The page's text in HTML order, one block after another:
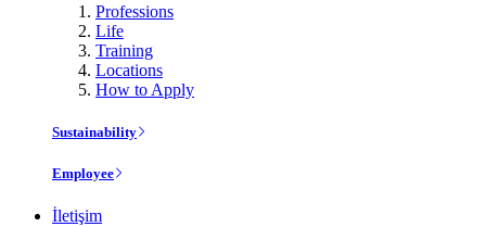
Professions
Life
Training
Locations
How to Apply
Sustainability
Employee
İletişim